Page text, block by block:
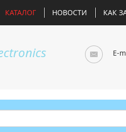
КАТАЛОГ НОВОСТИ КАК
E-